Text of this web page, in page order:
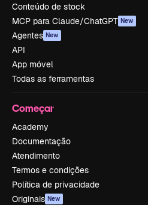
Conteúdo de stock
MCP para Claude/ChatGPT New
Agentes New
API
App móvel
Todas as ferramentas
Começar
Academy
Documentação
Atendimento
Termos e condições
Política de privacidade
Originais New